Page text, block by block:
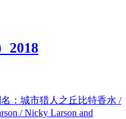
2018
：城市猎人之丘比特香水 /
/ Nicky Larson and